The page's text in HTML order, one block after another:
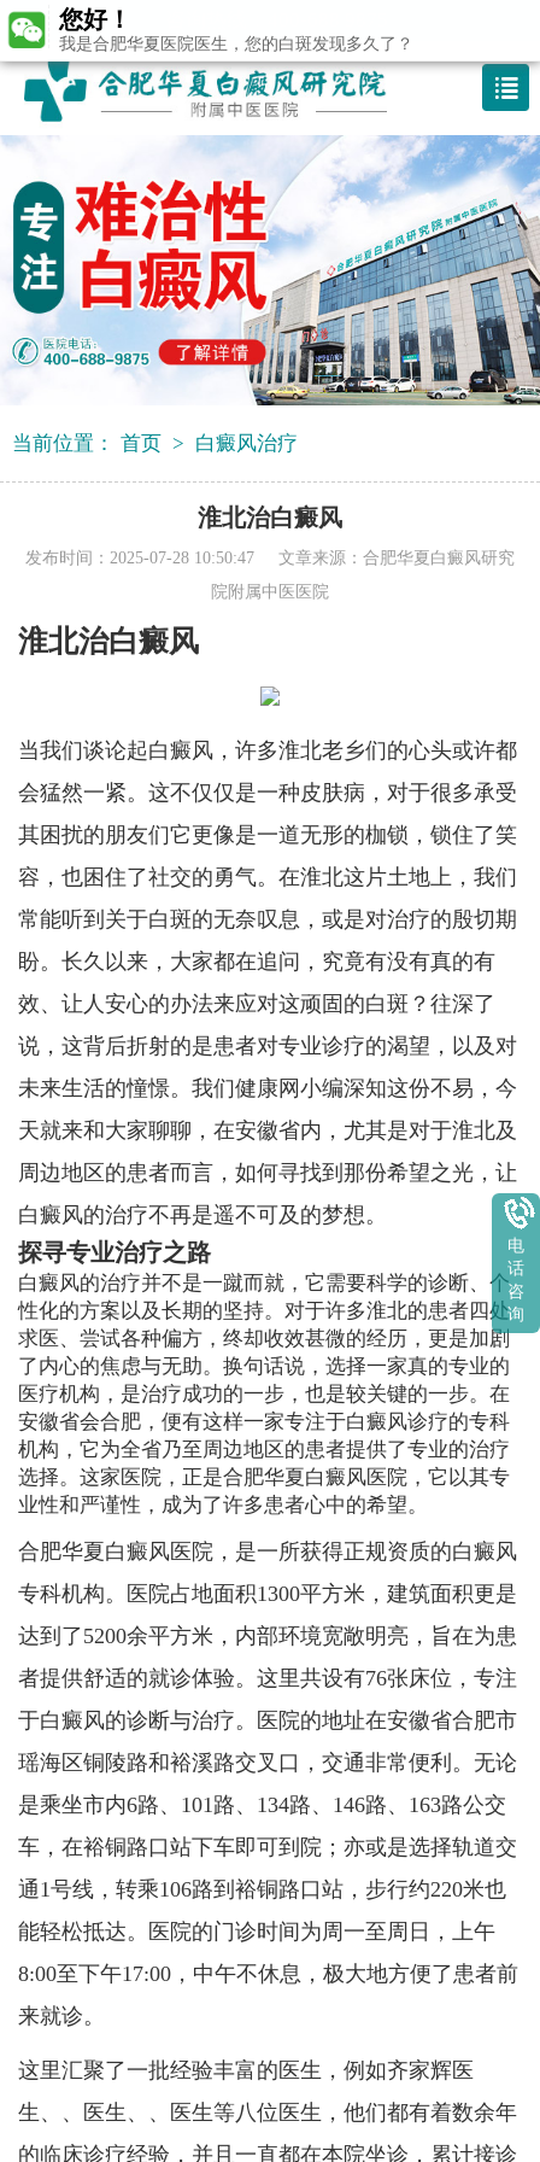
当前位置： 首页 > 白癜风治疗
淮北治白癜风
发布时间：2025-07-28 10:50:47 文章来源： 合肥华夏白癜风研究
院附属中医医院
淮北治白癜风
当我们谈论起白癜风，许多淮北老乡们的心头或许都
会猛然一紧。这不仅仅是一种皮肤病，对于很多承受
其困扰的朋友们它更像是一道无形的枷锁，锁住了笑
容，也困住了社交的勇气。在淮北这片土地上，我们
常能听到关于白斑的无奈叹息，或是对治疗的殷切期
盼。长久以来，大家都在追问，究竟有没有真的有
效、让人安心的办法来应对这顽固的白斑？往深了
说，这背后折射的是患者对专业诊疗的渴望，以及对
未来生活的憧憬。我们健康网小编深知这份不易，今
天就来和大家聊聊，在安徽省内，尤其是对于淮北及
周边地区的患者而言，如何寻找到那份希望之光，让
白癜风的治疗不再是遥不可及的梦想。
探寻专业治疗之路
白癜风的治疗并不是一蹴而就，它需要科学的诊断、个
性化的方案以及长期的坚持。对于许多淮北的患者四处
求医、尝试各种偏方，终却收效甚微的经历，更是加剧
了内心的焦虑与无助。换句话说，选择一家真的专业的
医疗机构，是治疗成功的一步，也是较关键的一步。在
安徽省会合肥，便有这样一家专注于白癜风诊疗的专科
机构，它为全省乃至周边地区的患者提供了专业的治疗
选择。这家医院，正是合肥华夏白癜风医院，它以其专
业性和严谨性，成为了许多患者心中的希望。
合肥华夏白癜风医院，是一所获得正规资质的白癜风
专科机构。医院占地面积1300平方米，建筑面积更是
达到了5200余平方米，内部环境宽敞明亮，旨在为患
者提供舒适的就诊体验。这里共设有76张床位，专注
于白癜风的诊断与治疗。医院的地址在安徽省合肥市
瑶海区铜陵路和裕溪路交叉口，交通非常便利。无论
是乘坐市内6路、101路、134路、146路、163路公交
车，在裕铜路口站下车即可到院；亦或是选择轨道交
通1号线，转乘106路到裕铜路口站，步行约220米也
能轻松抵达。医院的门诊时间为周一至周日，上午
8:00至下午17:00，中午不休息，极大地方便了患者前
来就诊。
这里汇聚了一批经验丰富的医生，例如齐家辉医
生、、医生、、医生等八位医生，他们都有着数余年
的临床诊疗经验，并且一直都在本院坐诊，累计接诊
电
话
咨
询
您好！
我是合肥华夏医院医生，您的白斑发现多久了？